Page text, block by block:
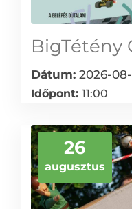
BigTétény
Dátum: 2026-08-
Időpont: 11:00
26
augusztus